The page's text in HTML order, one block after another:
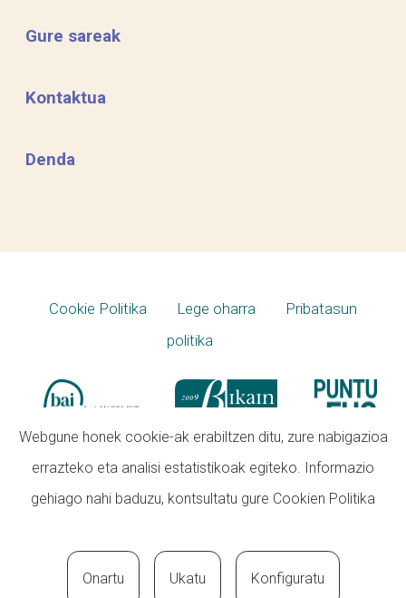
Gure sareak
Kontaktua
Denda
Cookie Politika Lege oharra
Pribatasun
politika
Webgune honek cookie-ak erabiltzen ditu, zure nabigazioa
errazteko eta analisi estatistikoak egiteko. Informazio
gehiago nahi baduzu, kontsultatu gure Cookien Politika
Onartu Ukatu Konfiguratu